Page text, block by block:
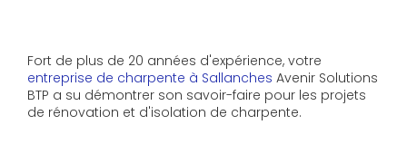
Fort de plus de 20 années d'expérience, votre
entreprise de charpente à Sallanches Avenir Solutions
BTP a su démontrer son savoir-faire pour les projets
de rénovation et d'isolation de charpente.